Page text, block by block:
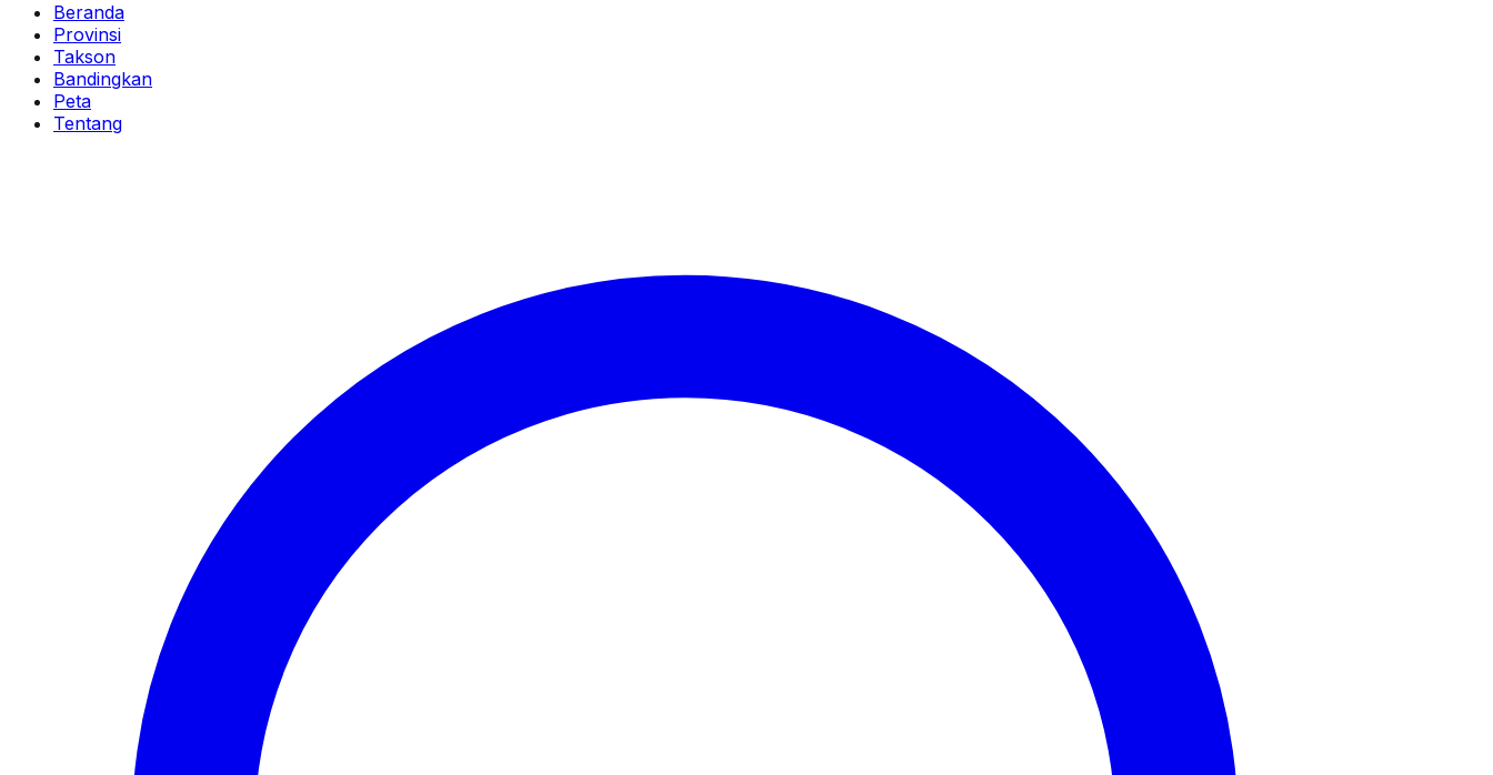
Beranda
Provinsi
Takson
Bandingkan
Peta
Tentang